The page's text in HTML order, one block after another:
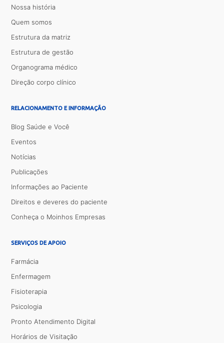
Nossa história
Quem somos
Estrutura da matriz
Estrutura de gestão
Organograma médico
Direção corpo clínico
RELACIONAMENTO E INFORMAÇÃO
Blog Saúde e Você
Eventos
Notícias
Publicações
Informações ao Paciente
Direitos e deveres do paciente
Conheça o Moinhos Empresas
SERVIÇOS DE APOIO
Farmácia
Enfermagem
Fisioterapia
Psicologia
Pronto Atendimento Digital
Horários de Visitação